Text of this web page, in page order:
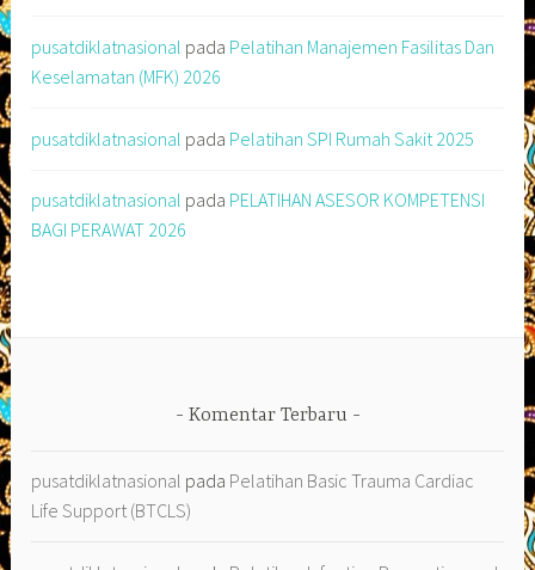
pusatdiklatnasional pada Pelatihan Manajemen Fasilitas Dan
Keselamatan (MFK) 2026
pusatdiklatnasional pada Pelatihan SPI Rumah Sakit 2025
pusatdiklatnasional pada PELATIHAN ASESOR KOMPETENSI
BAGI PERAWAT 2026
Komentar Terbaru
pusatdiklatnasional pada Pelatihan Basic Trauma Cardiac
Life Support (BTCLS)